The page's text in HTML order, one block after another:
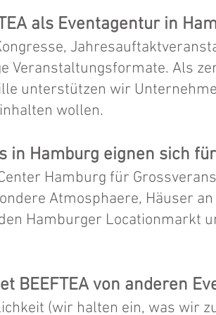
als Eventagentur in
Veranstaltungsformate. Als
unterstützen wir
wollen.
in Hamburg eignen sich
Hamburg für
Atmosphaere, Häuser
Hamburger Locationmarkt
BEEFTEA von anderen
(wir halten ein, was wir